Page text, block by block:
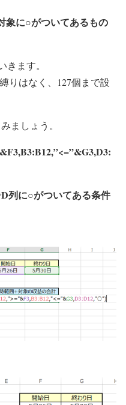
象に○がついてあるもの
ます。
りはなく、127個まで設
ましょう。
D3:
D列に○がついてある条件